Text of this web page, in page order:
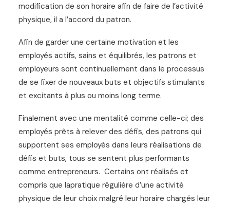
modification de son horaire afin de faire de l’activité
physique, il a l’accord du patron.
Afin de garder une certaine motivation et les
employés actifs, sains et équilibrés, les patrons et
employeurs sont continuellement dans le processus
de se fixer de nouveaux buts et objectifs stimulants
et excitants à plus ou moins long terme.
Finalement avec une mentalité comme celle-ci; des
employés prêts à relever des défis, des patrons qui
supportent ses employés dans leurs réalisations de
défis et buts, tous se sentent plus performants
comme entrepreneurs. Certains ont réalisés et
compris que lapratique régulière d’une activité
physique de leur choix malgré leur horaire chargés leur